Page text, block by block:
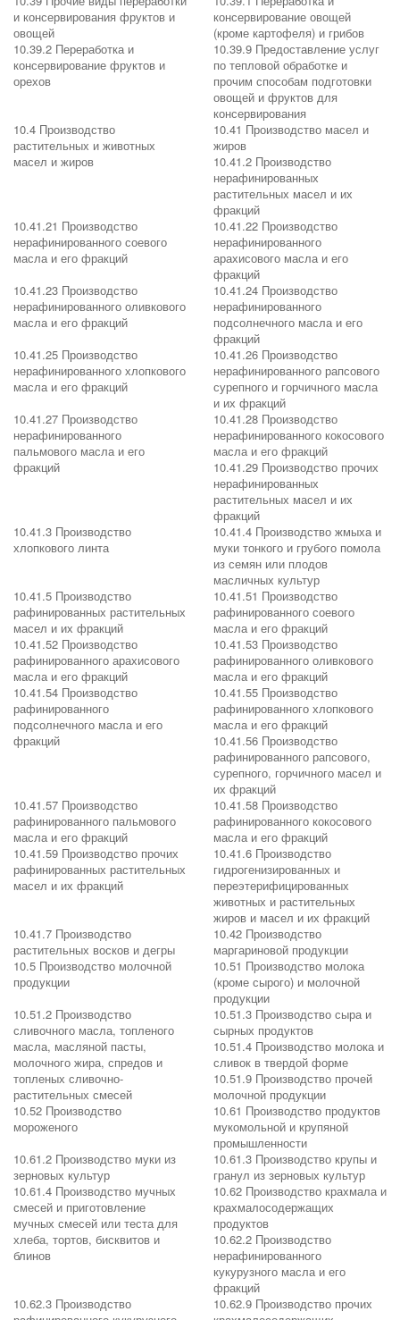
и консервирования фруктов и
овощей
консервирование овощей
(кроме картофеля) и грибов
10.39.2 Переработка и
консервирование фруктов и
орехов
10.39.9 Предоставление услуг
по тепловой обработке и
прочим способам подготовки
овощей и фруктов для
консервирования
10.4 Производство
растительных и животных
масел и жиров
10.41 Производство масел и
жиров
10.41.2 Производство
нерафинированных
растительных масел и их
фракций
10.41.21 Производство
нерафинированного соевого
масла и его фракций
10.41.22 Производство
нерафинированного
арахисового масла и его
фракций
10.41.23 Производство
нерафинированного оливкового
масла и его фракций
10.41.24 Производство
нерафинированного
подсолнечного масла и его
фракций
10.41.25 Производство
нерафинированного хлопкового
масла и его фракций
10.41.26 Производство
нерафинированного рапсового
сурепного и горчичного масла
и их фракций
10.41.27 Производство
нерафинированного
пальмового масла и его
фракций
10.41.28 Производство
нерафинированного кокосового
масла и его фракций
10.41.29 Производство прочих
нерафинированных
растительных масел и их
фракций
10.41.3 Производство
хлопкового линта
10.41.4 Производство жмыха и
муки тонкого и грубого помола
из семян или плодов
масличных культур
10.41.5 Производство
рафинированных растительных
масел и их фракций
10.41.51 Производство
рафинированного соевого
масла и его фракций
10.41.52 Производство
рафинированного арахисового
масла и его фракций
10.41.53 Производство
рафинированного оливкового
масла и его фракций
10.41.54 Производство
рафинированного
подсолнечного масла и его
фракций
10.41.55 Производство
рафинированного хлопкового
масла и его фракций
10.41.56 Производство
рафинированного рапсового,
сурепного, горчичного масел и
их фракций
10.41.57 Производство
рафинированного пальмового
масла и его фракций
10.41.58 Производство
рафинированного кокосового
масла и его фракций
10.41.59 Производство прочих
рафинированных растительных
масел и их фракций
10.41.6 Производство
гидрогенизированных и
переэтерифицированных
животных и растительных
жиров и масел и их фракций
10.41.7 Производство
растительных восков и дегры
10.42 Производство
маргариновой продукции
10.5 Производство молочной
продукции
10.51 Производство молока
(кроме сырого) и молочной
продукции
10.51.2 Производство
сливочного масла, топленого
масла, масляной пасты,
молочного жира, спредов и
топленых сливочно-
растительных смесей
10.51.3 Производство сыра и
сырных продуктов
10.51.4 Производство молока и
сливок в твердой форме
10.51.9 Производство прочей
молочной продукции
10.52 Производство
мороженого
10.61 Производство продуктов
мукомольной и крупяной
промышленности
10.61.2 Производство муки из
зерновых культур
10.61.3 Производство крупы и
гранул из зерновых культур
10.61.4 Производство мучных
смесей и приготовление
мучных смесей или теста для
хлеба, тортов, бисквитов и
блинов
10.62 Производство крахмала и
крахмалосодержащих
продуктов
10.62.2 Производство
нерафинированного
кукурузного масла и его
фракций
10.62.3 Производство
10.62.9 Производство прочих